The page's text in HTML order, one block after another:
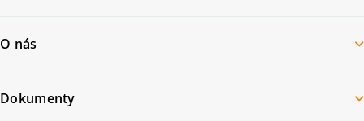
O nás
Dokumenty